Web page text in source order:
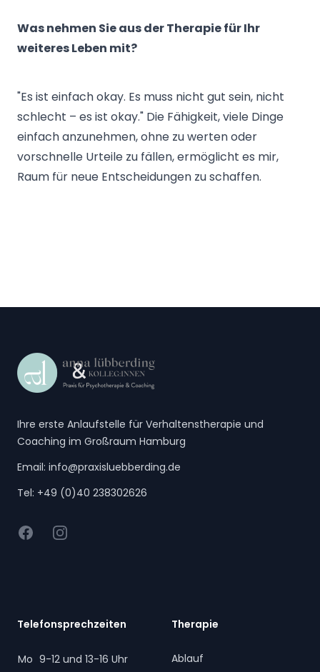
Was nehmen Sie aus der Therapie für Ihr
weiteres Leben mit?
"Es ist einfach okay. Es muss nicht gut sein, nicht
schlecht – es ist okay." Die Fähigkeit, viele Dinge
einfach anzunehmen, ohne zu werten oder
vorschnelle Urteile zu fällen, ermöglicht es mir,
Raum für neue Entscheidungen zu schaffen.
Ihre erste Anlaufstelle für Verhaltenstherapie und
Coaching im Großraum Hamburg
Email: info@praxisluebberding.de
Tel: +49 (0)40 238302626
FacebookInstagram
Telefonsprechzeiten
Mo 9-12 und 13-16 Uhr
Therapie
Ablauf